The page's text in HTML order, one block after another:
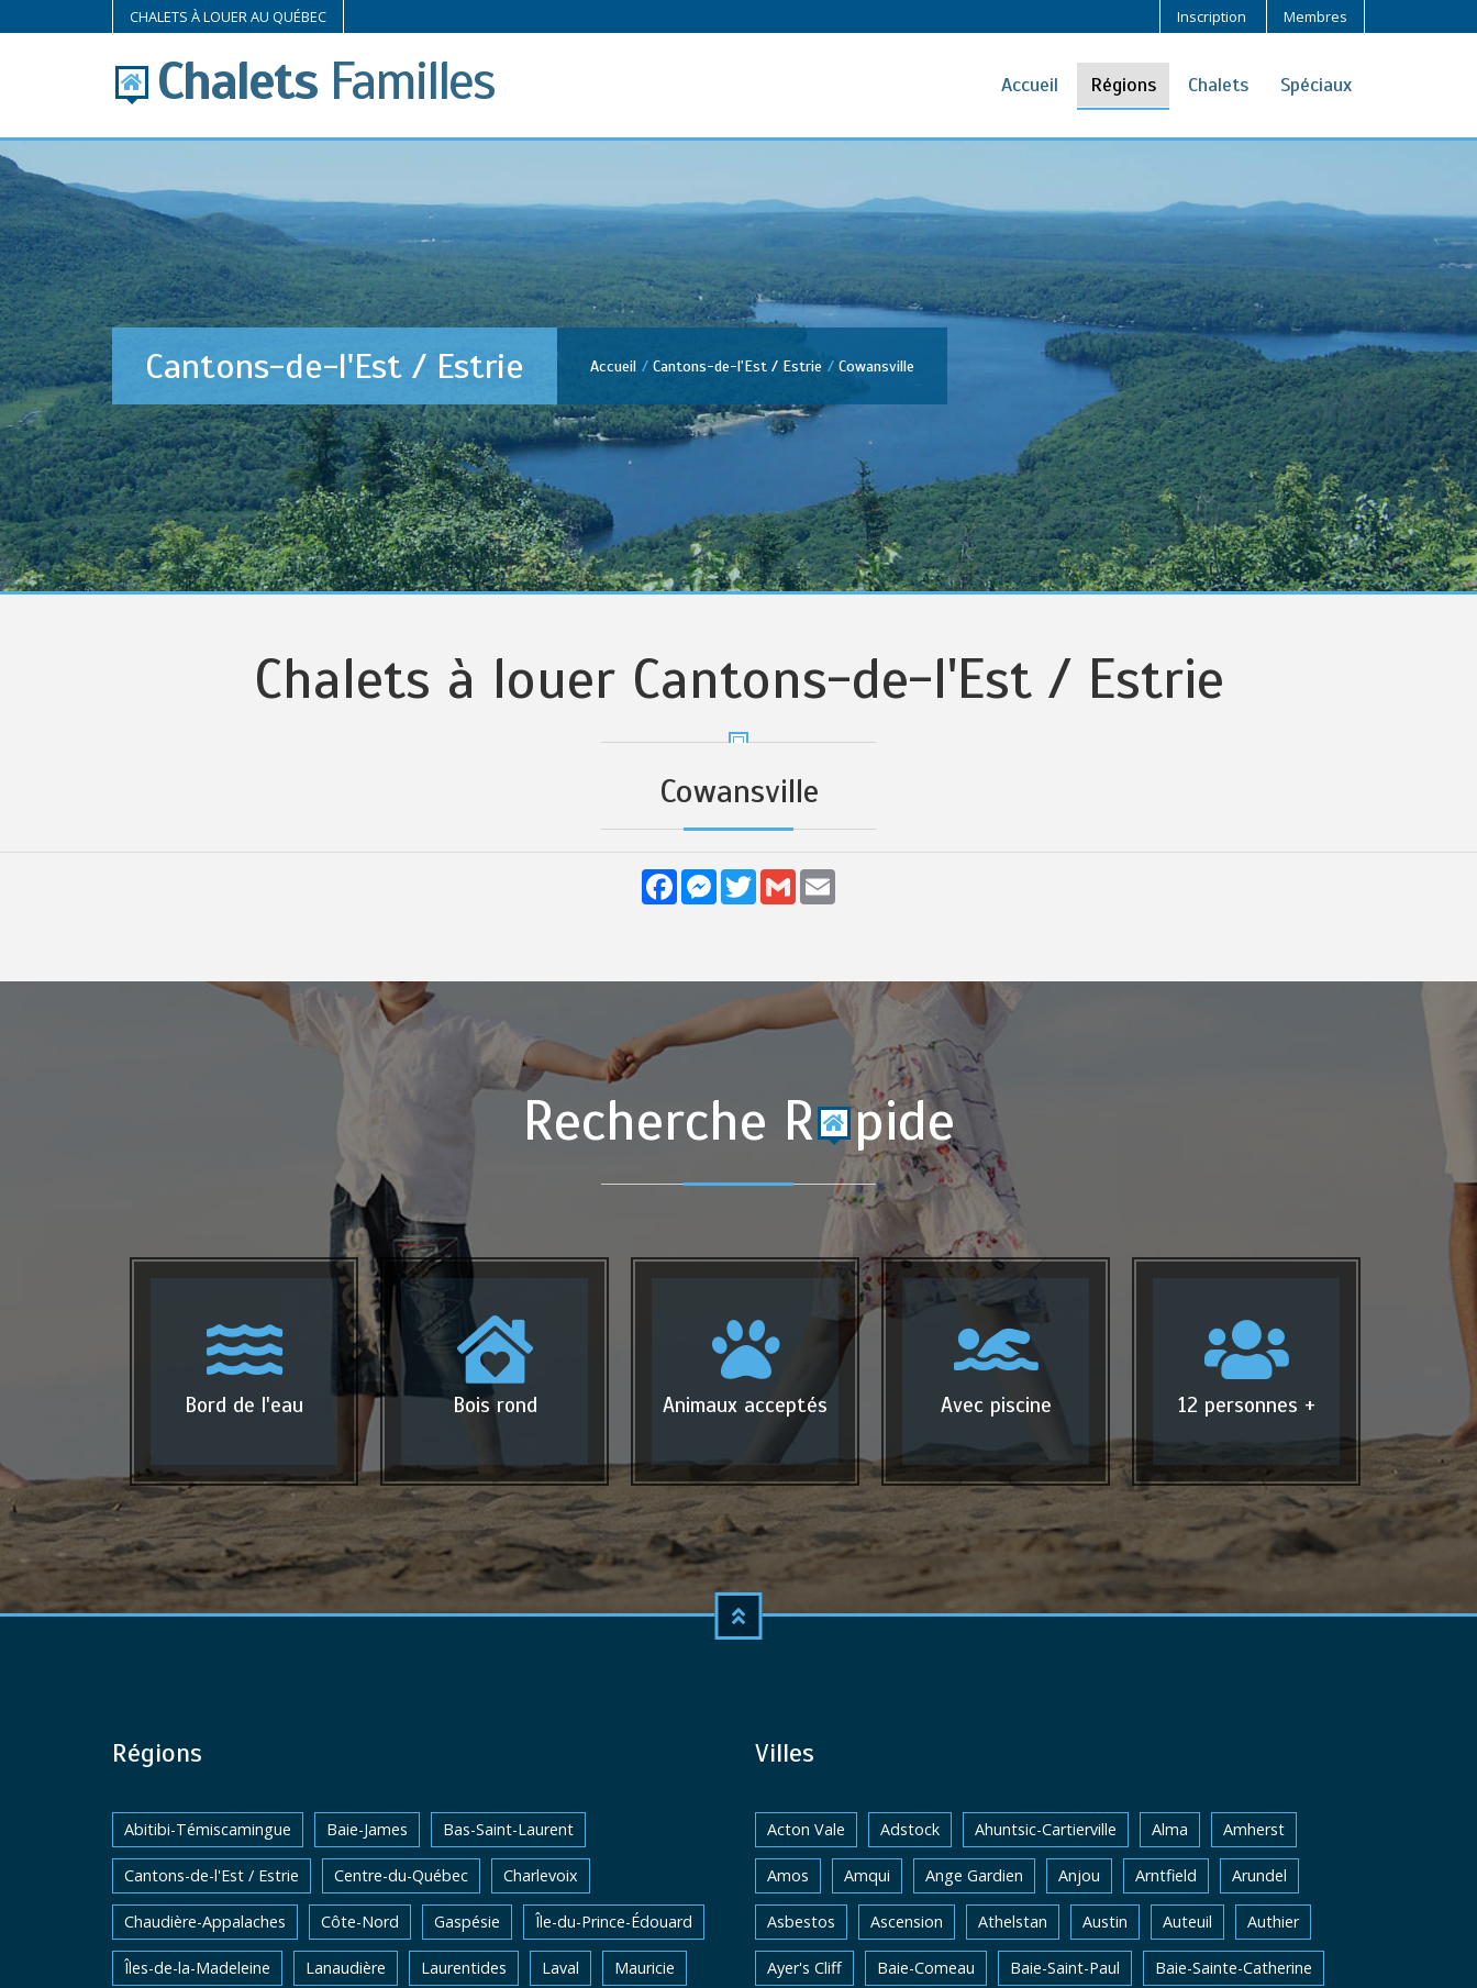
CHALETS À LOUER AU QUÉBEC Inscription Membres
Chalets Familles Accueil Régions Chalets Spéciaux
Cantons-de-l'Est / Estrie Accueil Cantons-de-l'Est / Estrie Cowansville
Chalets à louer Cantons-de-l'Est / Estrie
Cowansville
FacebookMessenger
TwitterGmail
Recherche R pide
Bord de l'eau Bois rond Animaux acceptés Avec piscine 12 personnes +
Régions
Abitibi-Témiscamingue Baie-James Bas-Saint-Laurent
Cantons-de-l'Est / Estrie Centre-du-Québec Charlevoix
Chaudière-Appalaches Côte-Nord Gaspésie Île-du-Prince-Édouard
Îles-de-la-Madeleine Lanaudière Laurentides Laval Mauricie
Villes
Acton Vale Adstock Ahuntsic-Cartierville Alma Amherst
Amos Amqui Ange Gardien Anjou Arntfield Arundel
Asbestos Ascension Athelstan Austin Auteuil Authier
Ayer's Cliff Baie-Comeau Baie-Saint-Paul Baie-Sainte-Catherine